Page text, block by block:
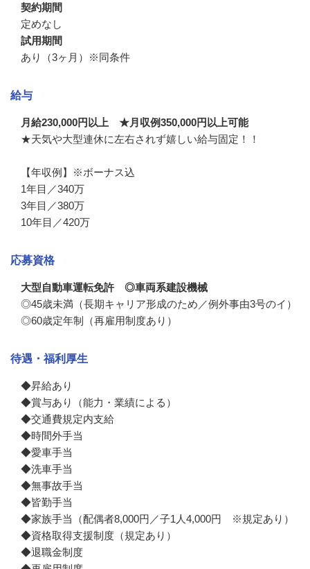
契約期間
定めなし
試用期間
あり（3ヶ月）※同条件
給与
月給230,000円以上 ★月収例350,000円以上可能
★天気や大型連休に左右されず嬉しい給与固定！！
【年収例】※ボーナス込
1年目／340万
3年目／380万
10年目／420万
応募資格
大型自動車運転免許 ◎車両系建設機械
◎45歳未満（長期キャリア形成のため／例外事由3号のイ）
◎60歳定年制（再雇用制度あり）
待遇・福利厚生
◆昇給あり
◆賞与あり（能力・業績による）
◆交通費規定内支給
◆時間外手当
◆愛車手当
◆洗車手当
◆無事故手当
◆皆勤手当
◆家族手当（配偶者8,000円／子1人4,000円　※規定あり）
◆資格取得支援制度（規定あり）
◆退職金制度